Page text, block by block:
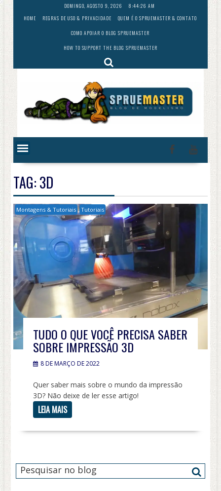
Skip
to
content
DOMINGO, AGOSTO 9, 2026
8:44:27 AM
HOME
REGRAS DE USO & PRIVACIDADE
QUEM É O SPRUEMASTER & CONTATO
COMO APOIAR O BLOG SPRUEMASTER
HOW TO SUPPORT THE BLOG SPRUEMASTER
TAG:3D
Montagens & Tutoriais Tutoriais
TUDO O QUE VOCÊ PRECISA SABER
SOBRE IMPRESSÃO 3D
8 DE MARÇO DE 2022
Quer saber mais sobre o mundo da impressão
3D? Não deixe de ler esse artigo!
LEIA MAIS